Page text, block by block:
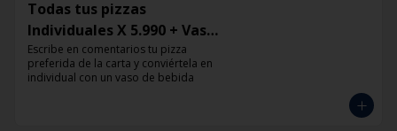
Todas tus pizzas
Individuales X 5.990 + Vaso
de Bebida Grande
Escribe en comentarios tu pizza
preferida de la carta y conviértela en
individual con un vaso de bebida